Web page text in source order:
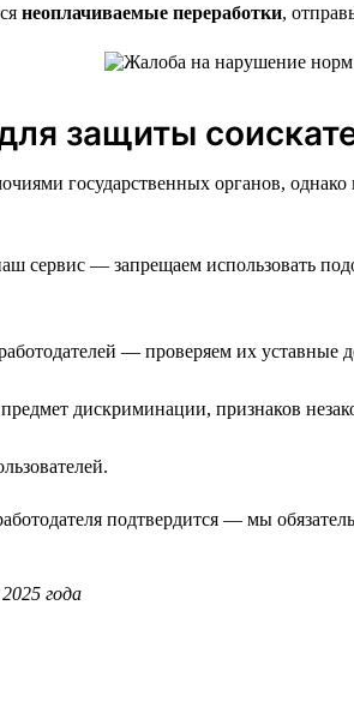
неоплачиваемые переработки,
защиты
государственных органов,
сервис — запрещаем использовать
— проверяем их
дискриминации, признаков
подтвердится — мы
года